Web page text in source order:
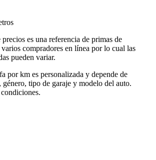
es una referencia de primas de
compradores en línea por lo cual las
pueden variar.
por km es personalizada y depende de
género, tipo de garaje y modelo del auto.